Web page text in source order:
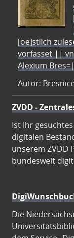
[oe]stlich
vorfasset ||
Alexium
Autor:
ZVDD -
Ist Ihr
digitalen
unserem ZVDD
bundesweit
Die